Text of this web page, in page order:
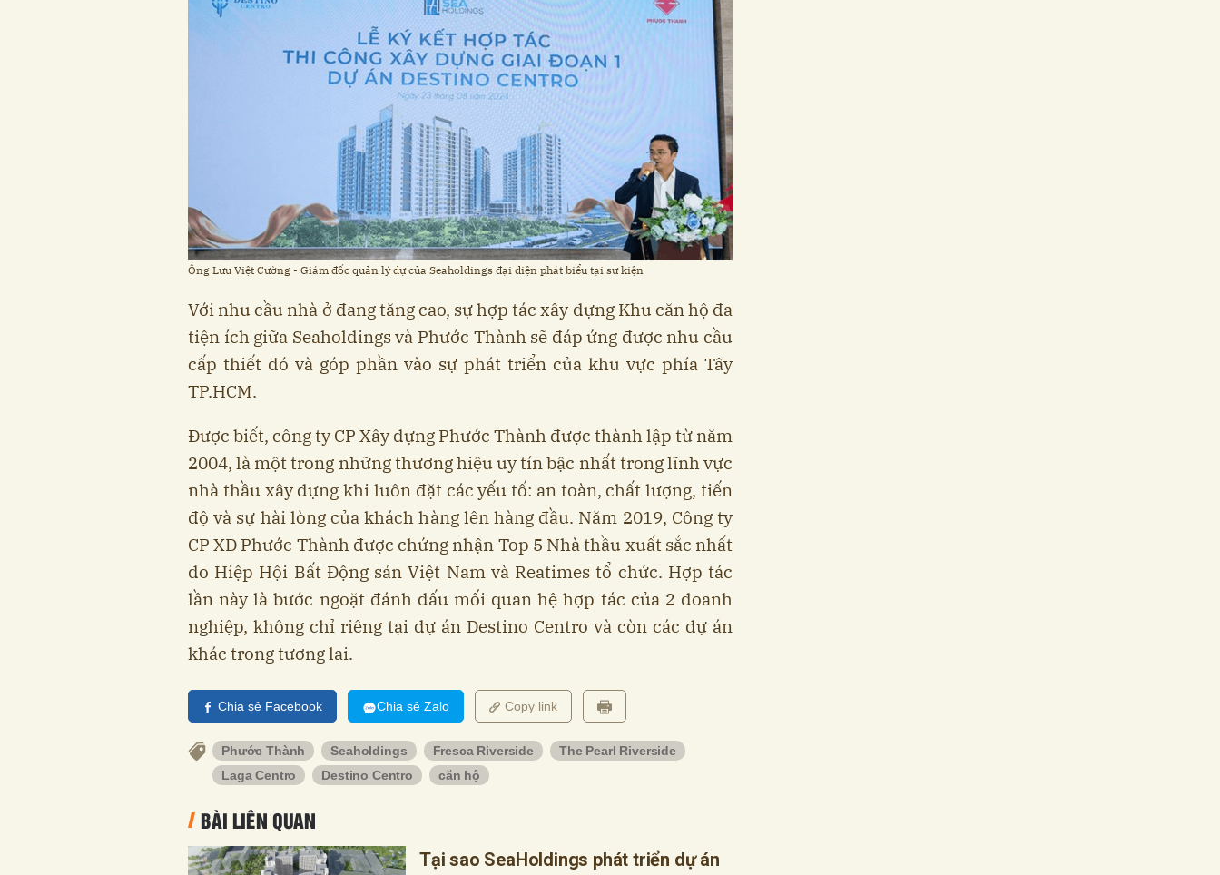
Ông Lưu Việt Cường - Giám đốc quản lý dự của Seaholdings đại diện phát biểu tại sự kiện
Với nhu cầu nhà ở đang tăng cao, sự hợp tác xây dựng Khu căn hộ đa
tiện ích giữa Seaholdings và Phước Thành sẽ đáp ứng được nhu cầu
cấp thiết đó và góp phần vào sự phát triển của khu vực phía Tây
TP.HCM.
Được biết, công ty CP Xây dựng Phước Thành được thành lập từ năm
2004, là một trong những thương hiệu uy tín bậc nhất trong lĩnh vực
nhà thầu xây dựng khi luôn đặt các yếu tố: an toàn, chất lượng, tiến
độ và sự hài lòng của khách hàng lên hàng đầu. Năm 2019, Công ty
CP XD Phước Thành được chứng nhận Top 5 Nhà thầu xuất sắc nhất
do Hiệp Hội Bất Động sản Việt Nam và Reatimes tổ chức. Hợp tác
lần này là bước ngoặt đánh dấu mối quan hệ hợp tác của 2 doanh
nghiệp, không chỉ riêng tại dự án Destino Centro và còn các dự án
khác trong tương lai.
Chia sẻ Facebook Chia sẻ Zalo Copy link
Phước Thành Seaholdings Fresca Riverside
The Pearl Riverside
Laga Centro
Destino Centro căn hộ
BÀI LIÊN QUAN
Tại sao SeaHoldings phát triển dự án